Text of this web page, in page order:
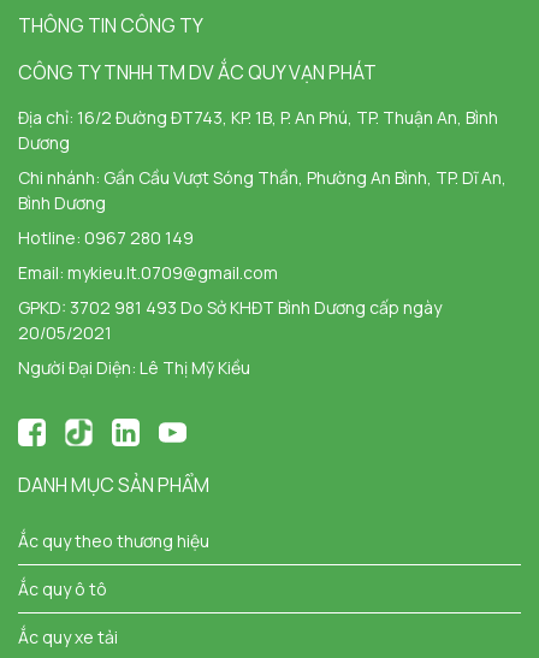
THÔNG TIN CÔNG TY
CÔNG TY TNHH TM DV ẮC QUY VẠN PHÁT
Địa chỉ: 16/2 Đường ĐT743, KP. 1B, P. An Phú, TP. Thuận An, Bình
Dương
Chi nhánh: Gần Cầu Vượt Sóng Thần, Phường An Bình, TP. Dĩ An,
Bình Dương
Hotline: 0967 280 149
Email: mykieu.lt.0709@gmail.com
GPKD: 3702 981 493 Do Sở KHĐT Bình Dương cấp ngày
20/05/2021
Người Đại Diện: Lê Thị Mỹ Kiều
DANH MỤC SẢN PHẨM
Ắc quy theo thương hiệu
Ắc quy ô tô
Ắc quy xe tải